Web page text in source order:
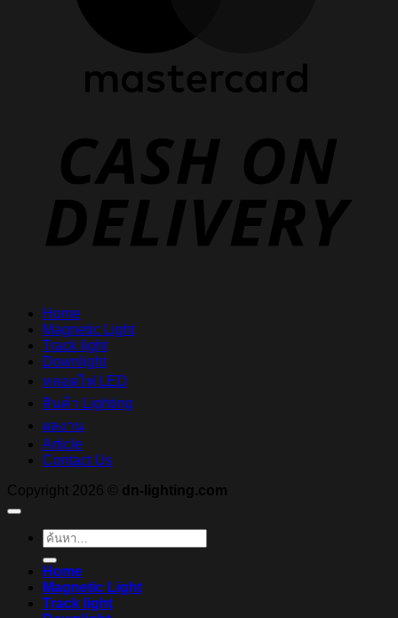
Home
Magnetic Light
Track light
Downlight
หลอดไฟ LED
สินค้า Lighting
ผลงาน
Article
Contact Us
Copyright 2026 © dn-lighting.com
ค้นหา:
Home
Magnetic Light
Track light